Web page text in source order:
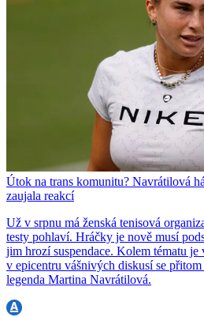
Útok na trans komunitu? Navrátilová
zaujala reakcí
Už v srpnu má ženská tenisová
testy pohlaví. Hráčky je nově musí
jim hrozí suspendace. Kolem tématu je
v epicentru vášnivých diskusí se
legenda Martina Navrátilová.